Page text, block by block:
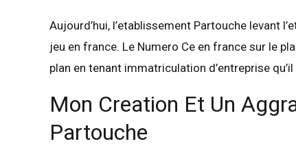
Aujourd’hui, l’etablissement Partouche levant
jeu en france. Le Numero Ce en france sur le
plan en tenant immatriculation d’entreprise
Mon Creation Et Un
Partouche